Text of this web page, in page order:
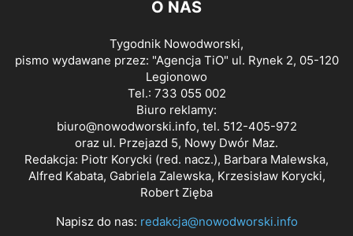
O NAS
Tygodnik Nowodworski,
pismo wydawane przez: "Agencja TiO" ul. Rynek 2, 05-120
Legionowo
Tel.: 733 055 002
Biuro reklamy:
biuro@nowodworski.info, tel. 512-405-972
oraz ul. Przejazd 5, Nowy Dwór Maz.
Redakcja: Piotr Korycki (red. nacz.), Barbara Malewska,
Alfred Kabata, Gabriela Zalewska, Krzesisław Korycki,
Robert Zięba
Napisz do nas: redakcja@nowodworski.info